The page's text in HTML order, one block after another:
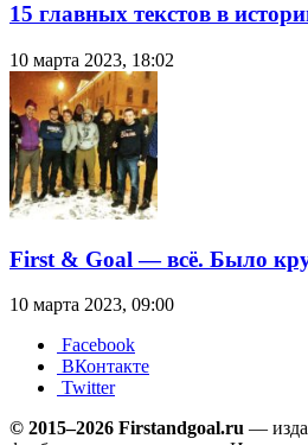
15 главных текстов в
10 марта 2023, 18:02
First & Goal — всё. Было
10 марта 2023, 09:00
Facebook
ВКонтакте
Twitter
© 2015–2026 Firstandgoal.ru —